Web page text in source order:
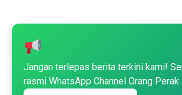
Jangan terlepas berita terkini kami!
rasmi WhatsApp Channel Orang Perak